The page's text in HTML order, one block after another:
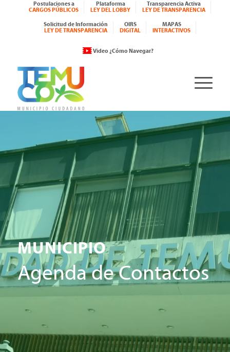
Postulaciones a
CARGOS PÚBLICOS
Plataforma
LEY DEL LOBBY
Transparencia Activa
LEY DE TRANSPARENCIA
Solicitud de Información
LEY DE TRANSPARENCIA
OIRS
DIGITAL
MAPAS
INTERACTIVOS
Video ¿Cómo Navegar?
MUNICIPIO
Agenda de Contactos